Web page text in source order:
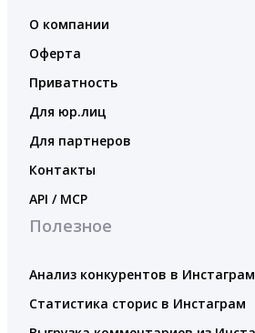
О компании
Оферта
Приватность
Для юр.лиц
Для партнеров
Контакты
API / MCP
Полезное
Анализ конкурентов в Инстаграм
Статистика сторис в Инстаграм